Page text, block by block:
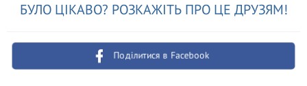
БУЛО ЦІКАВО? РОЗКАЖІТЬ ПРО ЦЕ ДРУЗЯМ!
Поділитися в Facebook